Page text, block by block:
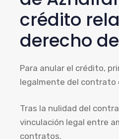
crédito
derecho
Para anular el crédito,
legalmente del contrato
Tras la nulidad del
vinculación legal entre
contratos.